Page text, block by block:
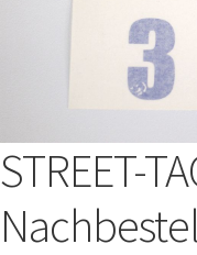
STREET-TAG®
Über Happy Wheel
Philosophie
Geschichte
Kontakt
STREET-